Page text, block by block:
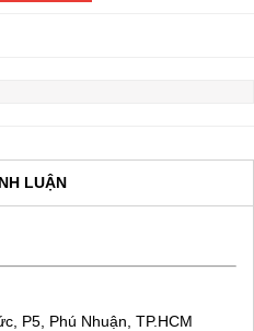
LUẬN
P5, Phú Nhuận, TP.HCM